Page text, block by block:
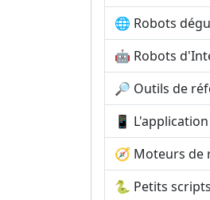
🌐 Robots
🤖 Robots
🔎 Outils de
📱
🧭 Moteurs de
🐍 Petits